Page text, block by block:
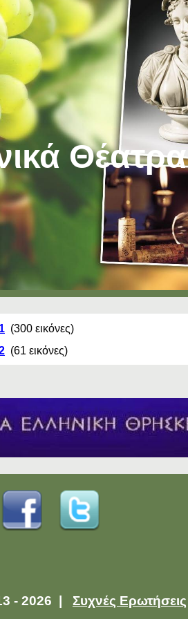
Skip to navigation
Θέατρα
(300 εικόνες)
(61 εικόνες)
- 2026 | Συχνές Ερωτήσεις